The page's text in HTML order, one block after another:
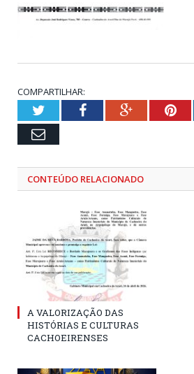
COMPARTILHAR:
TwitterFacebookGoogle+
Email
CONTEÚDO RELACIONADO
A VALORIZAÇÃO DAS
HISTÓRIAS E CULTURAS
CACHOEIRENSES